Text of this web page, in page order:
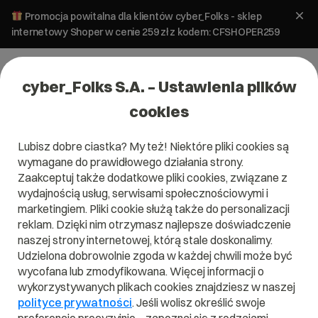
Promocja powitalna dla klientów cyber_Folks - sklep
internetowy Shoper w cenie 259 zł z kodem: CFSHOPER259
Domena .kitchen
Kulinarna przystań
.kitchen
cyber_Folks S.A. – Ustawienia plików
cookies
Lubisz dobre ciastka? My też! Niektóre pliki cookies są
wymagane do prawidłowego działania strony.
Zaakceptuj także dodatkowe pliki cookies, związane z
wydajnością usług, serwisami społecznościowymi i
marketingiem. Pliki cookie służą także do personalizacji
reklam. Dzięki nim otrzymasz najlepsze doświadczenie
naszej strony internetowej, którą stale doskonalimy.
Udzielona dobrowolnie zgoda w każdej chwili może być
wycofana lub zmodyfikowana. Więcej informacji o
wykorzystywanych plikach cookies znajdziesz w naszej
polityce prywatności. Jeśli wolisz określić swoje